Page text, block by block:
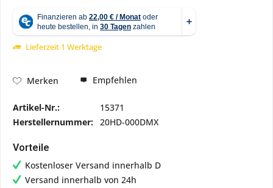
Lieferzeit 1 Werktage
Merken Empfehlen
Artikel-Nr.:
15371
Herstellernummer: 20HD-000DMX
Vorteile
Kostenloser Versand innerhalb D
Versand innerhalb von 24h